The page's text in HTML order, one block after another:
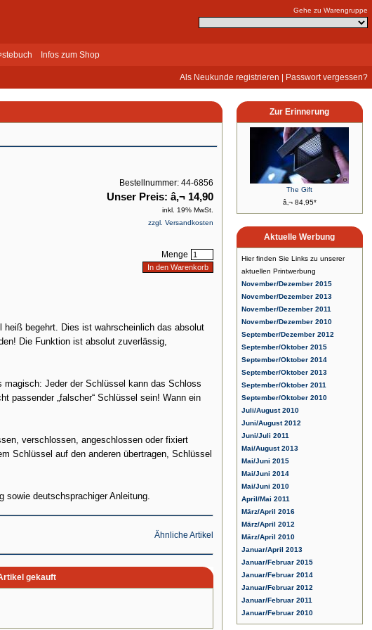
Gehe zu Warengruppe
Infos zum Shop
Als Neukunde registrieren Passwort vergessen?
Bestellnummer: 44-6856
Unser Preis: â‚¬ 14,90
inkl. 19% MwSt.
zzgl. Versandkosten
Menge
begehrt. Dies ist wahrscheinlich das absolut
Die Funktion ist absolut zuverlässig,
Jeder der Schlüssel kann das Schloss
passender „falscher“ Schlüssel sein! Wann ein
verschlossen, angeschlossen oder fixiert
Schlüssel auf den anderen übertragen, Schlüssel
sowie deutschsprachiger Anleitung.
Ähnliche Artikel
gekauft
Zur Erinnerung
The Gift
â‚¬ 84,95*
Aktuelle Werbung
Hier finden Sie Links zu unserer
aktuellen Printwerbung
November/Dezember 2015
November/Dezember 2013
November/Dezember 2011
November/Dezember 2010
September/Dezember 2012
September/Oktober 2015
September/Oktober 2014
September/Oktober 2013
September/Oktober 2011
September/Oktober 2010
Juli/August 2010
Juni/August 2012
Juni/Juli 2011
Mai/August 2013
Mai/Juni 2015
Mai/Juni 2014
Mai/Juni 2010
April/Mai 2011
März/April 2016
März/April 2012
März/April 2010
Januar/April 2013
Januar/Februar 2015
Januar/Februar 2014
Januar/Februar 2012
Januar/Februar 2011
Januar/Februar 2010